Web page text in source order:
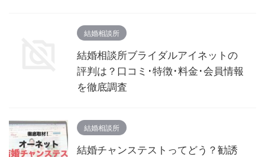
結婚相談所
結婚相談所ブライダルアイネットの
評判は？口コミ･特徴･料金･会員情報
を徹底調査
結婚相談所
結婚チャンステストってどう？勧誘